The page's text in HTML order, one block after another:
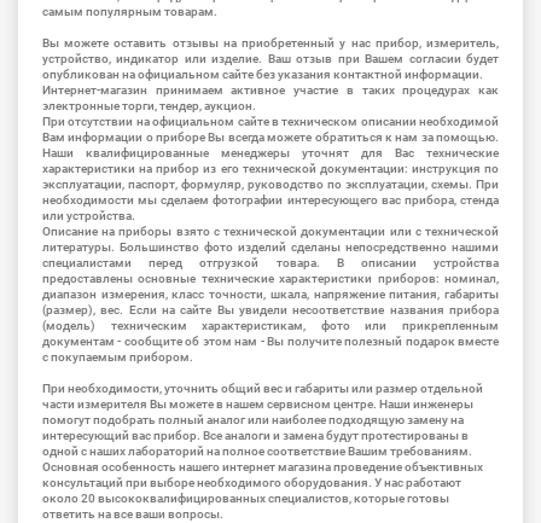
самым популярным товарам.
Вы можете оставить отзывы на приобретенный у нас прибор, измеритель,
устройство, индикатор или изделие. Ваш отзыв при Вашем согласии будет
опубликован на официальном сайте без указания контактной информации.
Интернет-магазин принимаем активное участие в таких процедурах как
электронные торги, тендер, аукцион.
При отсутствии на официальном сайте в техническом описании необходимой
Вам информации о приборе Вы всегда можете обратиться к нам за помощью.
Наши квалифицированные менеджеры уточнят для Вас технические
характеристики на прибор из его технической документации: инструкция по
эксплуатации, паспорт, формуляр, руководство по эксплуатации, схемы. При
необходимости мы сделаем фотографии интересующего вас прибора, стенда
или устройства.
Описание на приборы взято с технической документации или с технической
литературы. Большинство фото изделий сделаны непосредственно нашими
специалистами перед отгрузкой товара. В описании устройства
предоставлены основные технические характеристики приборов: номинал,
диапазон измерения, класс точности, шкала, напряжение питания, габариты
(размер), вес. Если на сайте Вы увидели несоответствие названия прибора
(модель) техническим характеристикам, фото или прикрепленным
документам - сообщите об этом нам - Вы получите полезный подарок вместе
с покупаемым прибором.
При необходимости, уточнить общий вес и габариты или размер отдельной
части измерителя Вы можете в нашем сервисном центре. Наши инженеры
помогут подобрать полный аналог или наиболее подходящую замену на
интересующий вас прибор. Все аналоги и замена будут протестированы в
одной с наших лабораторий на полное соответствие Вашим требованиям.
Основная особенность нашего интернет магазина проведение объективных
консультаций при выборе необходимого оборудования. У нас работают
около 20 высококвалифицированных специалистов, которые готовы
ответить на все ваши вопросы.